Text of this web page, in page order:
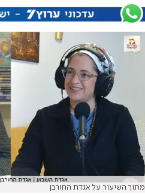
מתוך השיעור על אגדת החורבן